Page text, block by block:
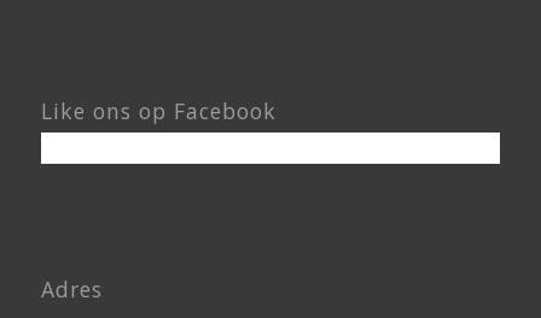
Like ons op Facebook
Adres